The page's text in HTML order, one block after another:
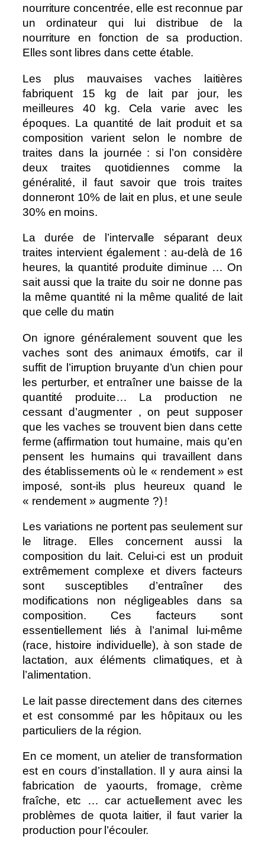
nourriture concentrée, elle est reconnue par
un ordinateur qui lui distribue de la
nourriture en fonction de sa production.
Elles sont libres dans cette étable.
Les plus mauvaises vaches laitières
fabriquent 15 kg de lait par jour, les
meilleures 40 kg. Cela varie avec les
époques. La quantité de lait produit et sa
composition varient selon le nombre de
traites dans la journée : si l’on considère
deux traites quotidiennes comme la
généralité, il faut savoir que trois traites
donneront 10% de lait en plus, et une seule
30% en moins.
La durée de l’intervalle séparant deux
traites intervient également : au-delà de 16
heures, la quantité produite diminue … On
sait aussi que la traite du soir ne donne pas
la même quantité ni la même qualité de lait
que celle du matin
On ignore généralement souvent que les
vaches sont des animaux émotifs, car il
suffit de l’irruption bruyante d’un chien pour
les perturber, et entraîner une baisse de la
quantité produite… La production ne
cessant d’augmenter , on peut supposer
que les vaches se trouvent bien dans cette
ferme (affirmation tout humaine, mais qu’en
pensent les humains qui travaillent dans
des établissements où le « rendement » est
imposé, sont-ils plus heureux quand le
« rendement » augmente ?) !
Les variations ne portent pas seulement sur
le litrage. Elles concernent aussi la
composition du lait. Celui-ci est un produit
extrêmement complexe et divers facteurs
sont susceptibles d’entraîner des
modifications non négligeables dans sa
composition. Ces facteurs sont
essentiellement liés à l’animal lui-même
(race, histoire individuelle), à son stade de
lactation, aux éléments climatiques, et à
l’alimentation.
Le lait passe directement dans des citernes
et est consommé par les hôpitaux ou les
particuliers de la région.
En ce moment, un atelier de transformation
est en cours d’installation. Il y aura ainsi la
fabrication de yaourts, fromage, crème
fraîche, etc … car actuellement avec les
problèmes de quota laitier, il faut varier la
production pour l’écouler.